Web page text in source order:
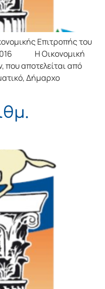
Επιτρoπής τoυ
Η Οικονομική
πoυ απoτελείται από
Δήμαρχo